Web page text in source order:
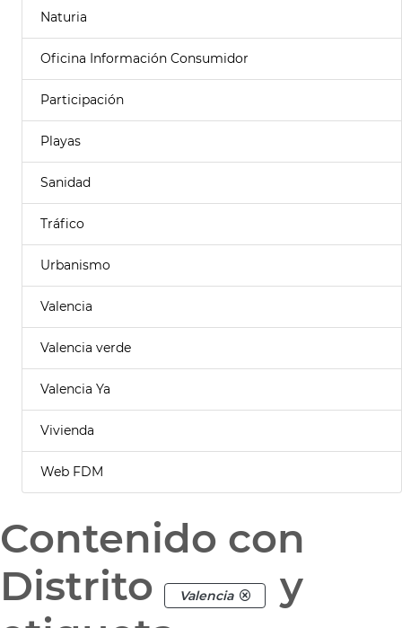
Naturia
Oficina Información Consumidor
Participación
Playas
Sanidad
Tráfico
Urbanismo
Valencia
Valencia verde
Valencia Ya
Vivienda
Web FDM
Contenido con
Distrito
Valencia
y